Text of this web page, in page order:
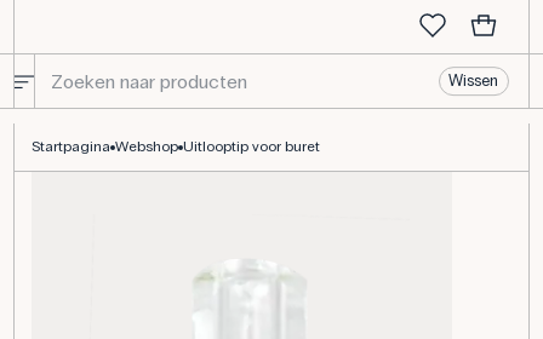
Wissen
Startpagina Webshop Uitlooptip voor buret